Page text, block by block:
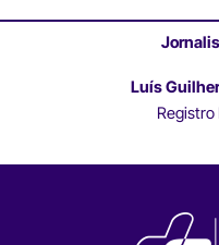
Luís
Registro